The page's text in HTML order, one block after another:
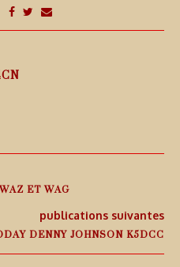
ET WAG
publications suivantes
DENNY JOHNSON K5DCC